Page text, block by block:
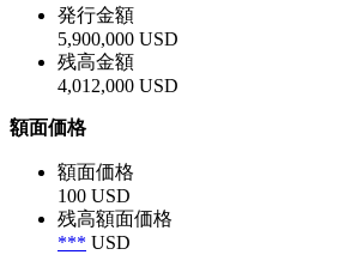
発行金額
5,900,000 USD
残高金額
4,012,000 USD
額面価格
額面価格
100 USD
残高額面価格
*** USD